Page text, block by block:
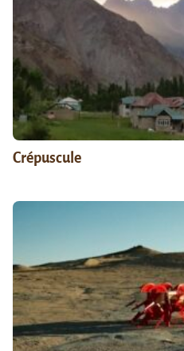
Crépuscule